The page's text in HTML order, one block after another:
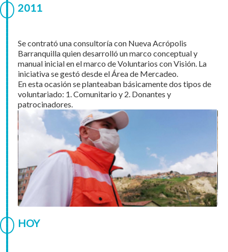
2011
Se contrató una consultoría con Nueva Acrópolis
Barranquilla quien desarrolló un marco conceptual y
manual inicial en el marco de Voluntarios con Visión. La
iniciativa se gestó desde el Área de Mercadeo.
En esta ocasión se planteaban básicamente dos tipos de
voluntariado: 1. Comunitario y 2. Donantes y
patrocinadores.
HOY